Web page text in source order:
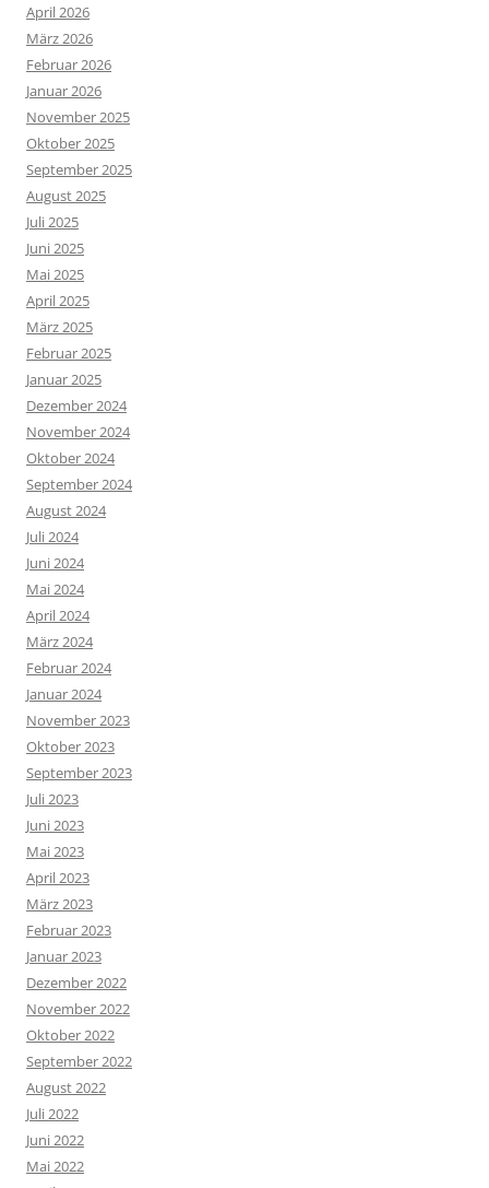
April 2026
März 2026
Februar 2026
Januar 2026
November 2025
Oktober 2025
September 2025
August 2025
Juli 2025
Juni 2025
Mai 2025
April 2025
März 2025
Februar 2025
Januar 2025
Dezember 2024
November 2024
Oktober 2024
September 2024
August 2024
Juli 2024
Juni 2024
Mai 2024
April 2024
März 2024
Februar 2024
Januar 2024
November 2023
Oktober 2023
September 2023
Juli 2023
Juni 2023
Mai 2023
April 2023
März 2023
Februar 2023
Januar 2023
Dezember 2022
November 2022
Oktober 2022
September 2022
August 2022
Juli 2022
Juni 2022
Mai 2022